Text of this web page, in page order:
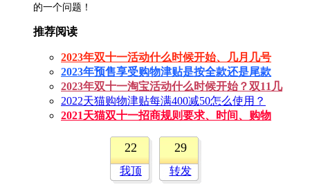
的一个问题！
推荐阅读
2023年双十一活动什么时候开始、几月几号
2023年预售享受购物津贴是按全款还是尾款
2023年双十一淘宝活动什么时候开始？双11几
2022天猫购物津贴每满400减50怎么使用？
2021天猫双十一招商规则要求、时间、购物
22
我顶
29
转发